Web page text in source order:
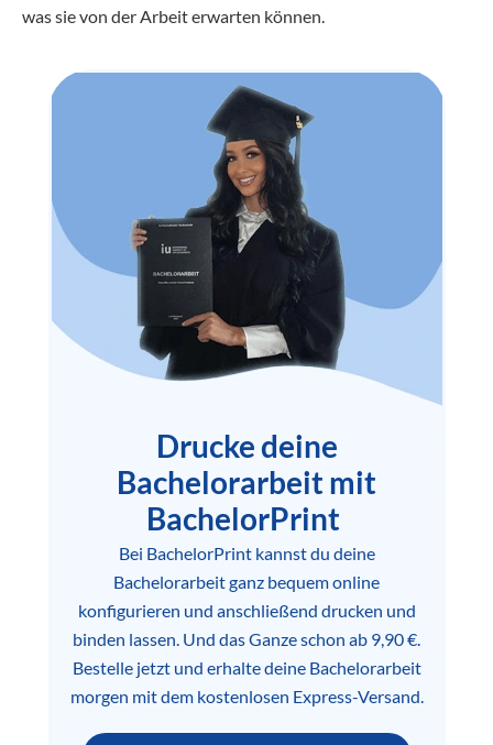
was sie von der Arbeit erwarten können.
Drucke deine
Bachelorarbeit mit
BachelorPrint
Bei BachelorPrint kannst du deine
Bachelorarbeit ganz bequem online
konfigurieren und anschließend drucken und
binden lassen. Und das Ganze schon ab 9,90 €.
Bestelle jetzt und erhalte deine Bachelorarbeit
morgen mit dem kostenlosen Express-Versand.